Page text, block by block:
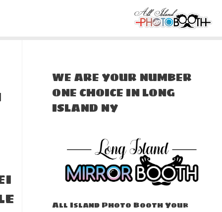
WE ARE YOUR NUMBER
ONE CHOICE IN LONG
ISLAND NY
All Island Photo Booth Your